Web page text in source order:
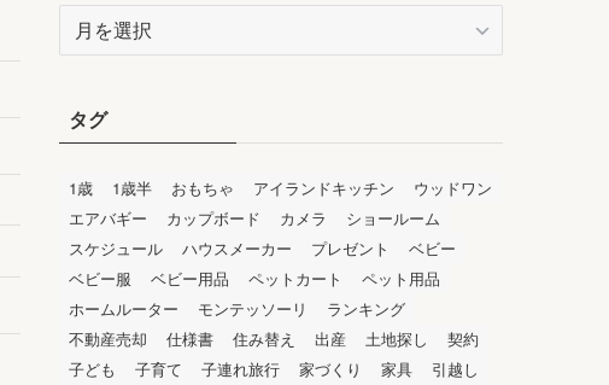
ー
イ
ブ
タグ
1歳 1歳半 おもちゃ アイランドキッチン
ウッドワン
エアバギー
カップボード カメラ
ショールーム
スケジュール
ハウスメーカー プレゼント
ベビー
ベビー服
ベビー用品 ペットカート
ペット用品
ホームルーター
モンテッソーリ
ランキング
不動産売却
仕様書 住み替え 出産 土地探し
契約
子ども
子育て 子連れ旅行 家づくり 家具
引越し